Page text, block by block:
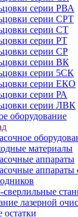
серии РВА
серии СРТ
серии СТ
серии РТ
серии СР
серии ВК
серии 5СК
серии ЕКО
серии РА
серии ЛВК
оборудование
материалы
аппараты
аппараты
лазерной
остатки